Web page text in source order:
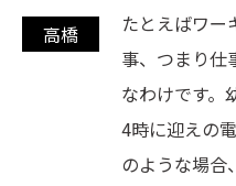
たとえばワー
事、つまり仕
なわけです。
4時に迎えの
のような場合